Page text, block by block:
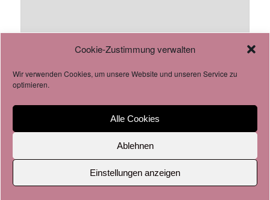
Cookie-Zustimmung verwalten
Wir verwenden Cookies, um unsere Website und unseren Service zu
optimieren.
Alle Cookies
Ablehnen
Einstellungen anzeigen
AGB
Datenschutzverordnung
Cookie-Richtlinie
Impressum & Datenschutz Stolz präsentiert von WordPress